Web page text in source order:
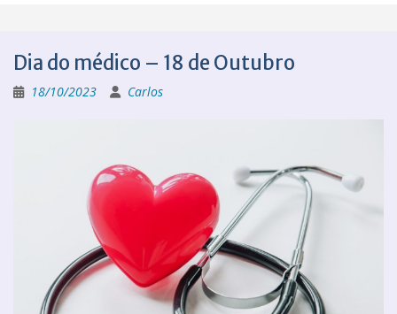
Dia do médico – 18 de Outubro
18/10/2023 Carlos